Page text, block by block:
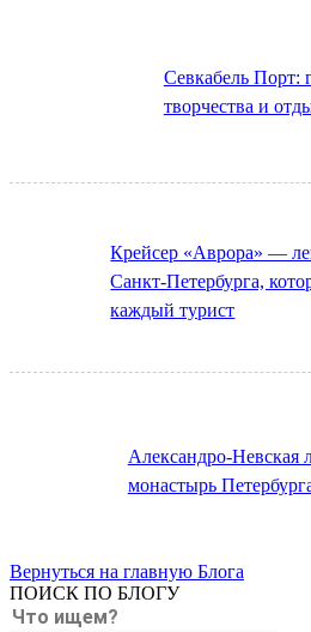
Севкабель Порт:
творчества и
Крейсер «Аврора» —
Санкт-Петербурга,
каждый турист
Александро-Невская
монастырь
Вернуться на главную Блога
ПОИСК ПО БЛОГУ